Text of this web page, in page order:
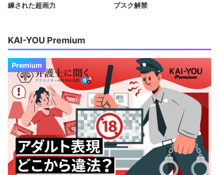
練された超画力
ブスク解禁
KAI-YOU Premium
Premium